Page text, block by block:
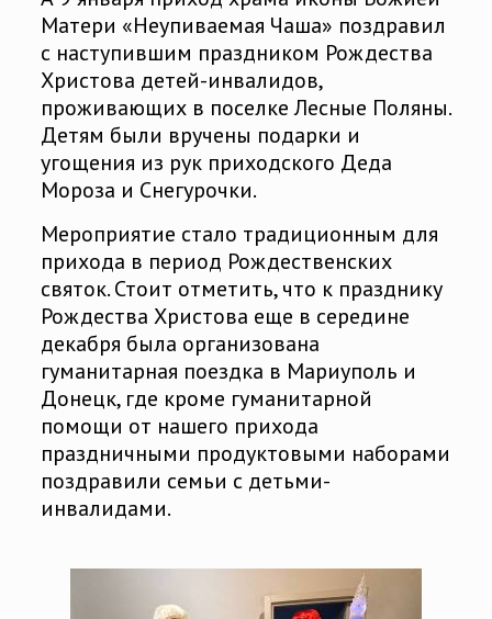
Матери «Неупиваемая Чаша» поздравил
с наступившим праздником Рождества
Христова детей-инвалидов,
проживающих в поселке Лесные Поляны.
Детям были вручены подарки и
угощения из рук приходского Деда
Мороза и Снегурочки.
Мероприятие стало традиционным для
прихода в период Рождественских
святок. Стоит отметить, что к празднику
Рождества Христова еще в середине
декабря была организована
гуманитарная поездка в Мариуполь и
Донецк, где кроме гуманитарной
помощи от нашего прихода
праздничными продуктовыми наборами
поздравили семьи с детьми-
инвалидами.